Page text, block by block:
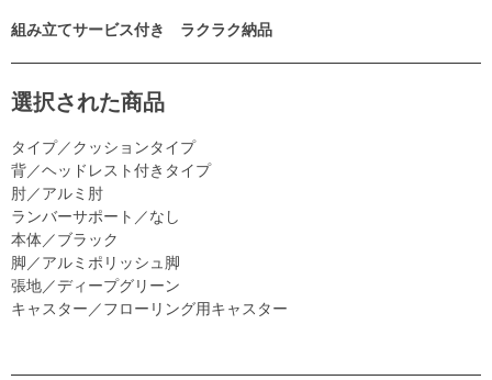
組み立てサービス付き ラクラク納品
選択された商品
タイプ／クッションタイプ
背／ヘッドレスト付きタイプ
肘／アルミ肘
ランバーサポート／なし
本体／ブラック
脚／アルミポリッシュ脚
張地／ディープグリーン
キャスター／フローリング用キャスター